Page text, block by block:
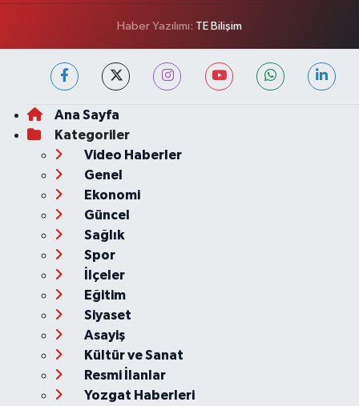
Haber Yazılımı: TE Bilişim
Ana Sayfa
Kategoriler
Video Haberler
Genel
Ekonomi
Güncel
Sağlık
Spor
İlçeler
Eğitim
Siyaset
Asayiş
Kültür ve Sanat
Resmi İlanlar
Yozgat Haberleri